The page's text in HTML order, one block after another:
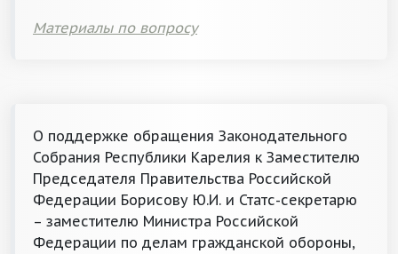
Материалы по вопросу
О поддержке обращения Законодательного
Собрания Республики Карелия к Заместителю
Председателя Правительства Российской
Федерации Борисову Ю.И. и Статс-секретарю
– заместителю Министра Российской
Федерации по делам гражданской обороны,